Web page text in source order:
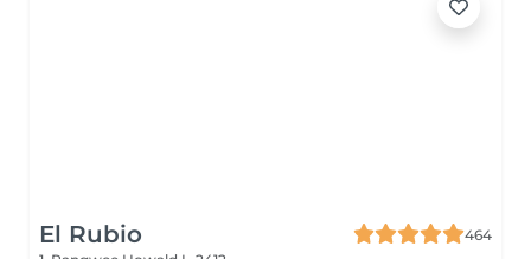
El Rubio
464